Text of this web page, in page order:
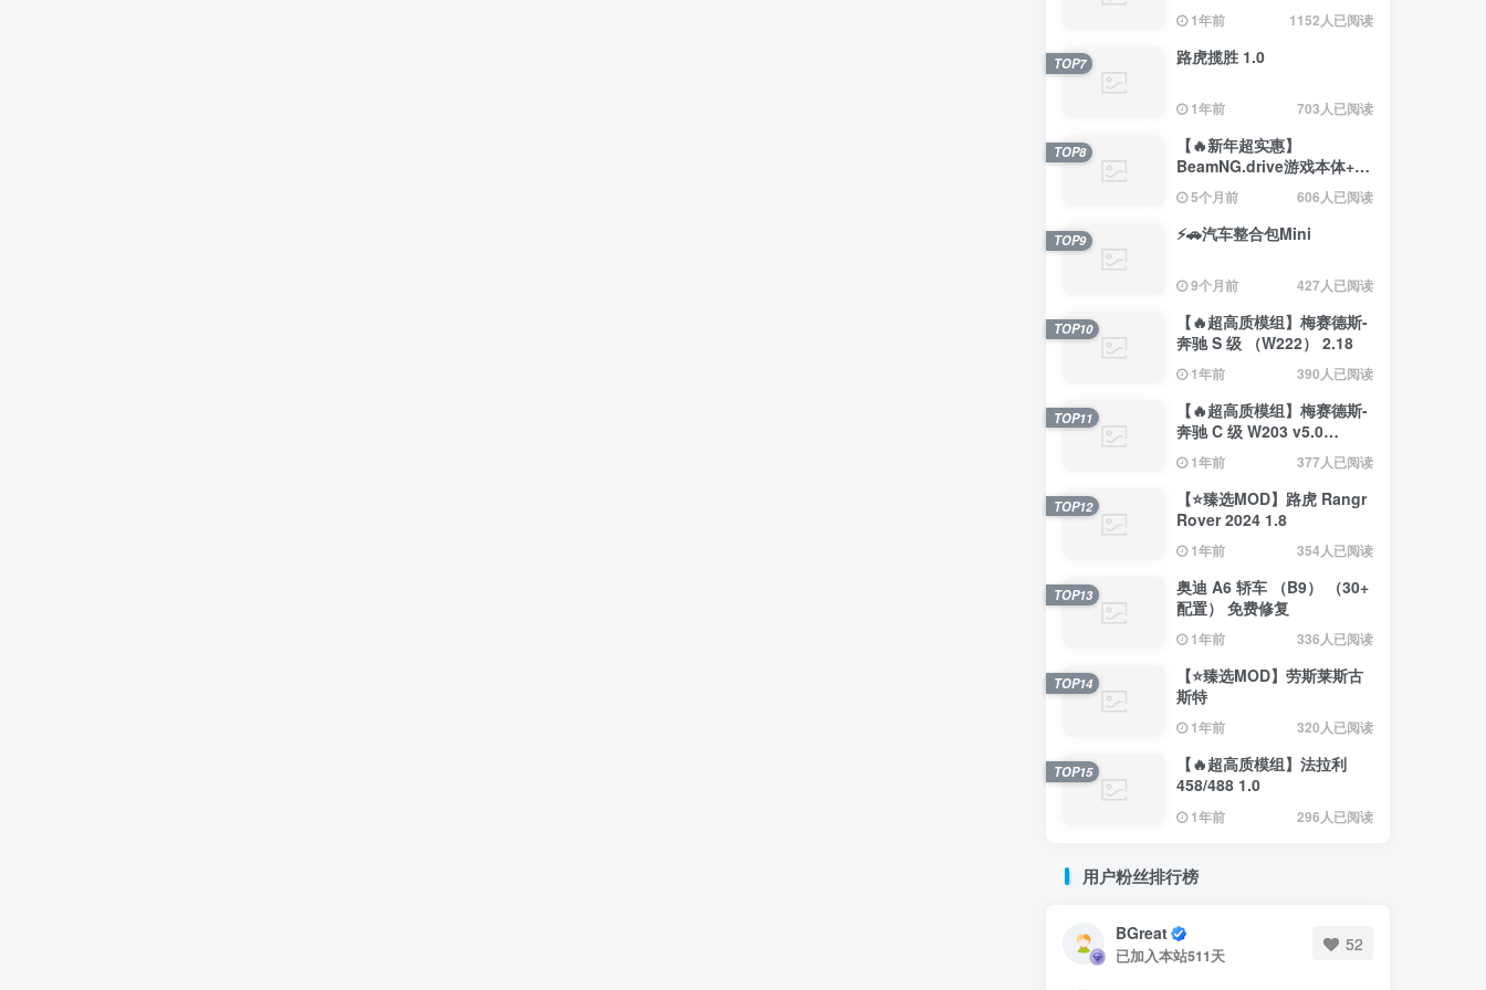
赛德斯）
1年前 1152人已阅读
路虎揽胜 1.0
1年前 703人已阅读
TOP7
【🔥新年超实惠】
BeamNG.drive游戏本体+约
200辆汽车整合包
5个月前 606人已阅读
TOP8
⚡🚗汽车整合包Mini
9个月前 427人已阅读
TOP9
【🔥超高质模组】梅赛德斯-
奔驰 S 级 （W222） 2.18
1年前 390人已阅读
TOP10
【🔥超高质模组】梅赛德斯-
奔驰 C 级 W203 v5.0
（0.35.x） 2.4
1年前 377人已阅读
TOP11
【⭐臻选MOD】路虎 Rangr
Rover 2024 1.8
1年前 354人已阅读
TOP12
奥迪 A6 轿车 （B9） （30+
配置） 免费修复
1年前 336人已阅读
TOP13
【⭐臻选MOD】劳斯莱斯古
斯特
1年前 320人已阅读
TOP14
【🔥超高质模组】法拉利
458/488 1.0
1年前 296人已阅读
TOP15
用户粉丝排行榜
BGreat
已加入本站511天
52